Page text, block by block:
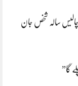
چالیس سالہ شخص جان
گا”